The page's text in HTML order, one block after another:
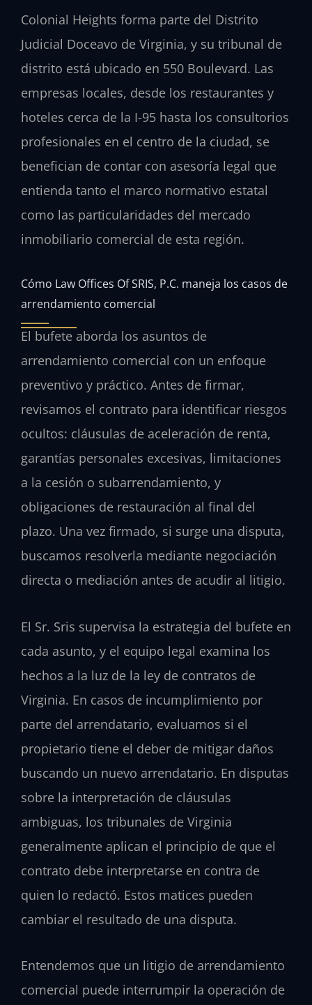
Colonial Heights forma parte del Distrito
Judicial Doceavo de Virginia, y su tribunal de
distrito está ubicado en 550 Boulevard. Las
empresas locales, desde los restaurantes y
hoteles cerca de la I-95 hasta los consultorios
profesionales en el centro de la ciudad, se
benefician de contar con asesoría legal que
entienda tanto el marco normativo estatal
como las particularidades del mercado
inmobiliario comercial de esta región.
Cómo Law Offices Of SRIS, P.C. maneja los casos de
arrendamiento comercial
El bufete aborda los asuntos de
arrendamiento comercial con un enfoque
preventivo y práctico. Antes de firmar,
revisamos el contrato para identificar riesgos
ocultos: cláusulas de aceleración de renta,
garantías personales excesivas, limitaciones
a la cesión o subarrendamiento, y
obligaciones de restauración al final del
plazo. Una vez firmado, si surge una disputa,
buscamos resolverla mediante negociación
directa o mediación antes de acudir al litigio.
El Sr. Sris supervisa la estrategia del bufete en
cada asunto, y el equipo legal examina los
hechos a la luz de la ley de contratos de
Virginia. En casos de incumplimiento por
parte del arrendatario, evaluamos si el
propietario tiene el deber de mitigar daños
buscando un nuevo arrendatario. En disputas
sobre la interpretación de cláusulas
ambiguas, los tribunales de Virginia
generalmente aplican el principio de que el
contrato debe interpretarse en contra de
quien lo redactó. Estos matices pueden
cambiar el resultado de una disputa.
Entendemos que un litigio de arrendamiento
comercial puede interrumpir la operación de